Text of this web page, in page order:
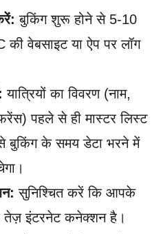
बुकिंग शुरू होने से 5-10
की वेबसाइट या ऐप पर लॉग
यात्रियों का विवरण (नाम,
पहले से ही मास्टर लिस्ट
के समय डेटा भरने में
सुनिश्चित करें कि आपके
तेज़ इंटरनेट कनेक्शन है।